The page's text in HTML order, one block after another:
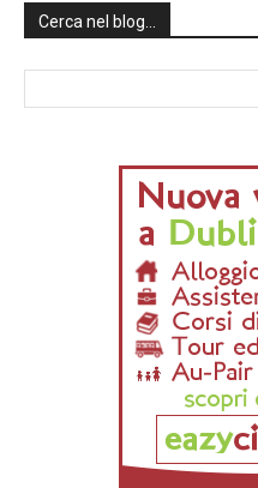
Cerca nel blog…